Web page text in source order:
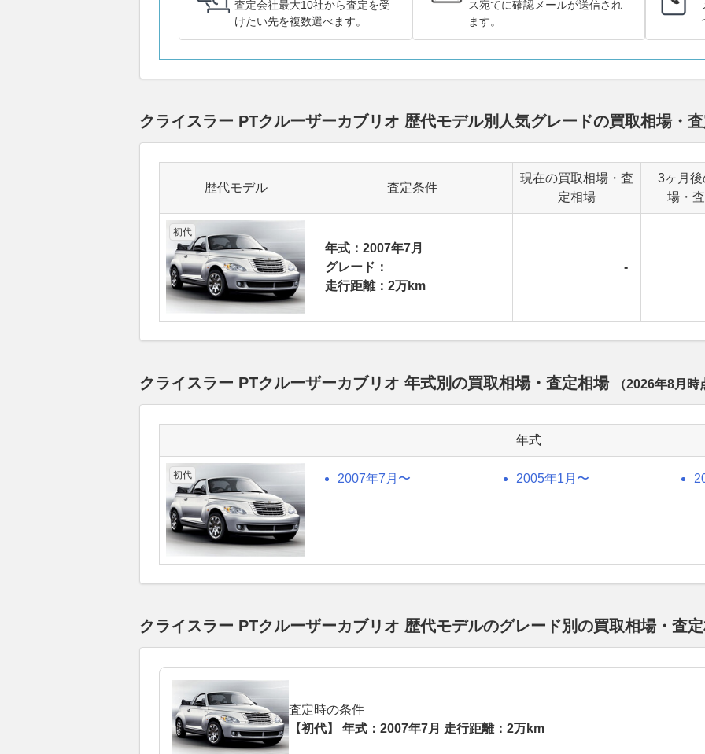
査定会社最大10社から査定を受
けたい先を複数選べます。
ス宛てに確認メールが送信され
ます。
クライスラー PTクルーザーカブリオ 歴代モデル別人気グレードの買取相場・
歴代モデル 査定条件
現在の買取相場・査
定相場
3ヶ月
場・
初代
年式：2007年7月
グレード：
走行距離：2万km
-
クライスラー PTクルーザーカブリオ 年式別の買取相場・査定相場 （2026年8月 時
年式
初代 2007年7月〜 2005年1月〜
クライスラー PTクルーザーカブリオ 歴代モデルのグレード別の買取相場・査
査定時の条件
【初代】 年式：2007年7月 走行距離：2万km